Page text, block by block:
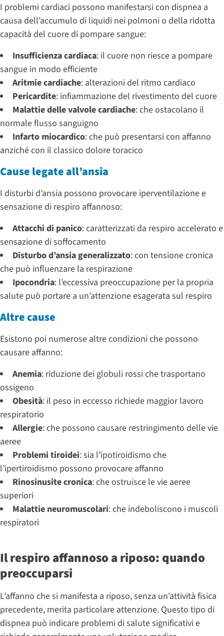
I problemi cardiaci possono manifestarsi con dispnea a
causa dell’accumulo di liquidi nei polmoni o della ridotta
capacità del cuore di pompare sangue:
Insufficienza cardiaca: il cuore non riesce a pompare
sangue in modo efficiente
Aritmie cardiache: alterazioni del ritmo cardiaco
Pericardite: infiammazione del rivestimento del cuore
Malattie delle valvole cardiache: che ostacolano il
normale flusso sanguigno
Infarto miocardico: che può presentarsi con affanno
anziché con il classico dolore toracico
Cause legate all’ansia
I disturbi d’ansia possono provocare iperventilazione e
sensazione di respiro affannoso:
Attacchi di panico: caratterizzati da respiro accelerato e
sensazione di soffocamento
Disturbo d’ansia generalizzato: con tensione cronica
che può influenzare la respirazione
Ipocondria: l’eccessiva preoccupazione per la propria
salute può portare a un’attenzione esagerata sul respiro
Altre cause
Esistono poi numerose altre condizioni che possono
causare affanno:
Anemia: riduzione dei globuli rossi che trasportano
ossigeno
Obesità: il peso in eccesso richiede maggior lavoro
respiratorio
Allergie: che possono causare restringimento delle vie
aeree
Problemi tiroidei: sia l’ipotiroidismo che
l’ipertiroidismo possono provocare affanno
Rinosinusite cronica: che ostruisce le vie aeree
superiori
Malattie neuromuscolari: che indeboliscono i muscoli
respiratori
Il respiro affannoso a riposo: quando
preoccuparsi
L’affanno che si manifesta a riposo, senza un’attività fisica
precedente, merita particolare attenzione. Questo tipo di
dispnea può indicare problemi di salute significativi e